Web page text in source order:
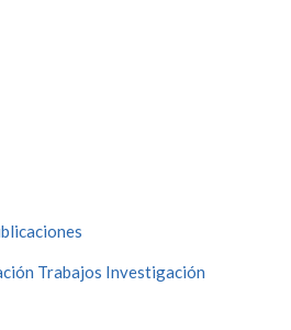
Trabajos Investigación